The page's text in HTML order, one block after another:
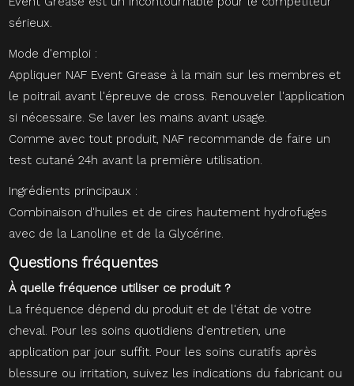
sérieux.
Mode d'emploi :
Appliquer NAF Event Grease à la main sur les membres et
le poitrail avant l'épreuve de cross. Renouveler l'application
si nécessaire. Se laver les mains avant usage.
Comme avec tout produit, NAF recommande de faire un
test cutané 24h avant la première utilisation.
Ingrédients principaux :
Combinaison d'huiles et de cires hautement hydrofuges
avec de la Lanoline et de la Glycérine.
Questions fréquentes
À quelle fréquence utiliser ce produit ?
La fréquence dépend du produit et de l'état de votre
cheval. Pour les soins quotidiens d'entretien, une
application par jour suffit. Pour les soins curatifs après
blessure ou irritation, suivez les indications du fabricant ou